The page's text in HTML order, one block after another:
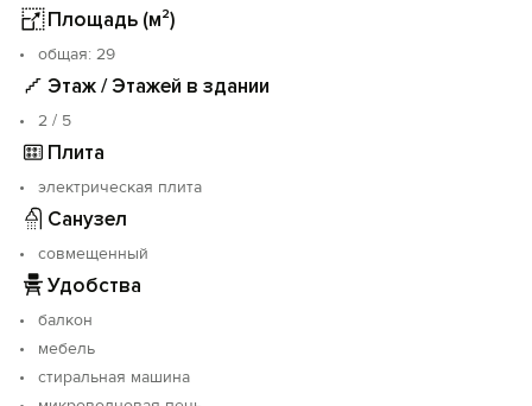
Площадь (м²)
oбщая: 29
Этаж / Этажей в здании
2 / 5
Плита
электрическая плита
Санузел
совмещенный
Удобства
балкон
мебель
стиральная машина